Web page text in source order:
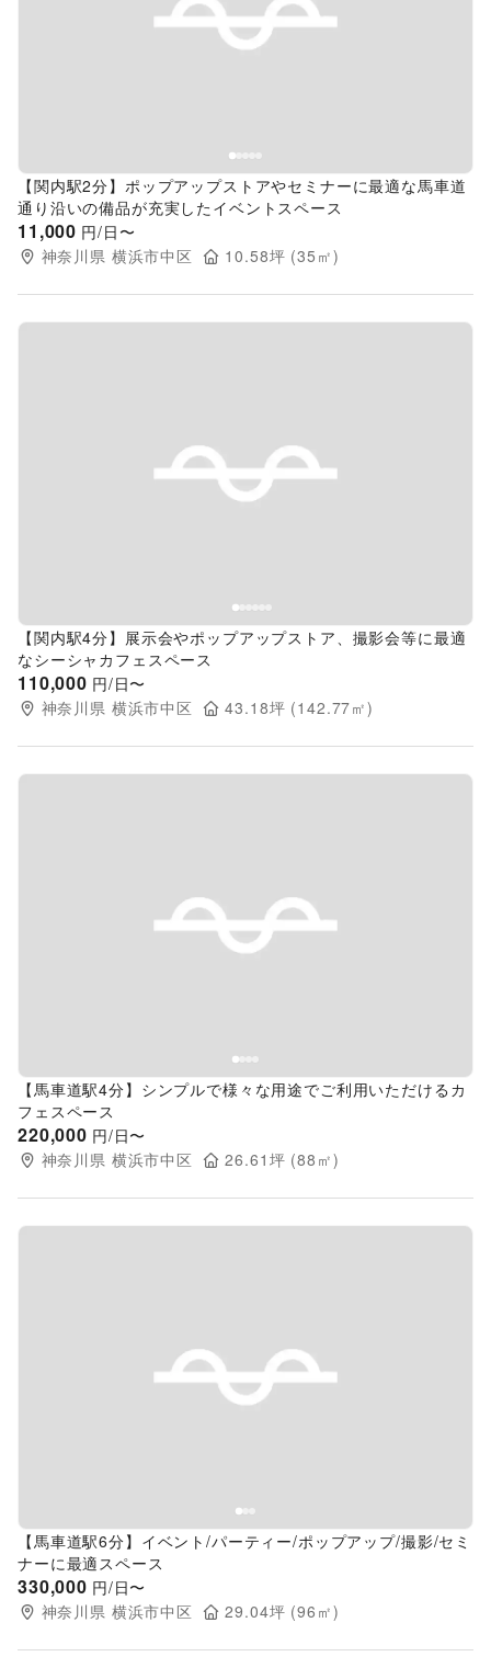
Previous slide
【関内駅2分】ポップアップストアやセミナーに最適な馬車道
通り沿いの備品が充実したイベントスペース
11,000 円/日〜
神奈川県 横浜市中区 10.58坪 (35 ㎡)
Previous slide
【関内駅4分】展示会やポップアップストア、撮影会等に最適
なシーシャカフェスペース
110,000 円/日〜
神奈川県 横浜市中区 43.18坪 (142.77㎡)
Previous slide
【馬車道駅4分】シンプルで様々な用途でご利用いただけるカ
フェスペース
220,000 円/日〜
神奈川県 横浜市中区 26.61 坪 (88 ㎡)
Previous slide
【馬車道駅6分】イベント/パーティー/ポップアップ/撮影/セミ
ナーに最適スペース
330,000 円/日〜
神奈川県 横浜市中区 29.04坪 (96 ㎡)